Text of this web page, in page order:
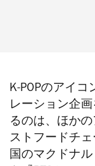
K-POPのアイコ
レーション企
るのは、ほかの
ストフードチェ
国のマクドナ